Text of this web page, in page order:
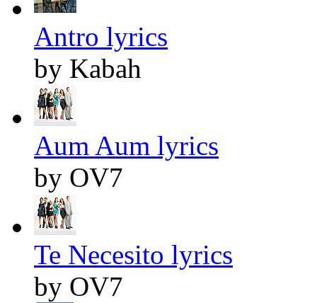
Antro lyrics
by Kabah
Aum Aum lyrics
by OV7
Te Necesito lyrics
by OV7